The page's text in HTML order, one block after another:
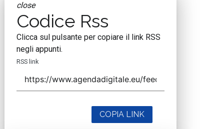
close
Codice Rss
Clicca sul pulsante per copiare il link RSS
negli appunti.
RSS link
COPIA LINK